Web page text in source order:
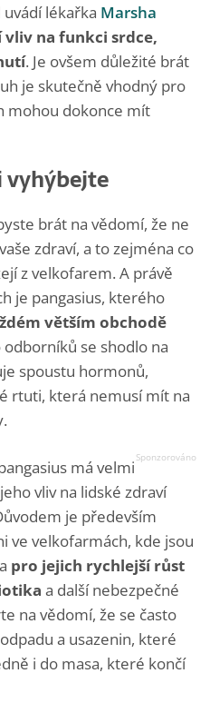
uvádí lékařka Marsha
na funkci srdce,
. Je ovšem důležité brát
je skutečně vhodný pro
mohou dokonce mít
vyhýbejte
brát na vědomí, že ne
zdraví, a to zejména co
z velkofarem. A právě
je pangasius, kterého
větším obchodě
odborníků se shodlo na
spoustu hormonů,
rtuti, která nemusí mít na
má velmi
vliv na lidské zdraví
je především
ve velkofarmách, kde jsou
pro jejich rychlejší růst
a další nebezpečné
na vědomí, že se často
a usazenin, které
i do masa, které končí